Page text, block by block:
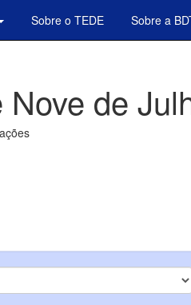
Sobre o TEDE Sobre a
de